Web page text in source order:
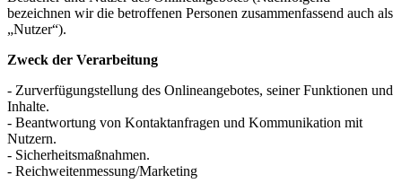
bezeichnen wir die betroffenen Personen zusammenfassend auch als
„Nutzer“).
Zweck der Verarbeitung
- Zurverfügungstellung des Onlineangebotes, seiner Funktionen und
Inhalte.
- Beantwortung von Kontaktanfragen und Kommunikation mit
Nutzern.
- Sicherheitsmaßnahmen.
- Reichweitenmessung/Marketing